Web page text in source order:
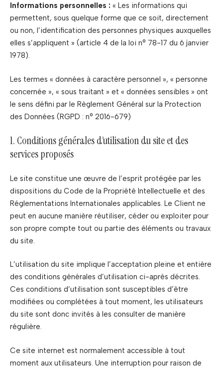
Informations personnelles : « Les informations qui
permettent, sous quelque forme que ce soit, directement
ou non, l’identification des personnes physiques auxquelles
elles s’appliquent » (article 4 de la loi n° 78-17 du 6 janvier
1978).
Les termes « données à caractère personnel », « personne
concernée », « sous traitant » et « données sensibles » ont
le sens défini par le Règlement Général sur la Protection
des Données (RGPD : n° 2016-679)
1. Conditions générales d’utilisation du site et des
services proposés
Le site constitue une œuvre de l’esprit protégée par les
dispositions du Code de la Propriété Intellectuelle et des
Réglementations Internationales applicables. Le Client ne
peut en aucune manière réutiliser, céder ou exploiter pour
son propre compte tout ou partie des éléments ou travaux
du site.
L’utilisation du site implique l’acceptation pleine et entière
des conditions générales d’utilisation ci-après décrites.
Ces conditions d’utilisation sont susceptibles d’être
modifiées ou complétées à tout moment, les utilisateurs
du site sont donc invités à les consulter de manière
régulière.
Ce site internet est normalement accessible à tout
moment aux utilisateurs. Une interruption pour raison de